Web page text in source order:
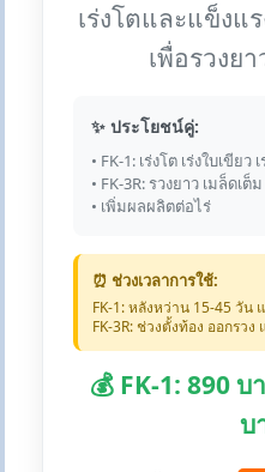
เร่งโตและแข็งแ
เพื่อรวงย
✨ ประโยชน์คู่:
• FK-1: เร่งโต เร่งใบเขียว
• FK-3R: รวงยาว เมล็ดเ
• เพิ่มผลผลิตต่อไร่
⏰ ช่วงเวลาการใช้:
FK-1: หลังหว่าน 15-45 วัน
FK-3R: ช่วงตั้งท้อง ออกรว
💰 FK-1: 890
บ